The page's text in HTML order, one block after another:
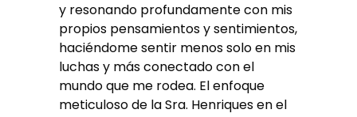
y resonando profundamente con mis
propios pensamientos y sentimientos,
haciéndome sentir menos solo en mis
luchas y más conectado con el
mundo que me rodea. El enfoque
meticuloso de la Sra. Henriques en el